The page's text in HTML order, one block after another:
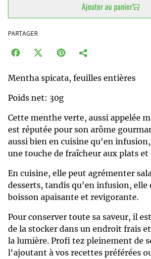
Ajouter au panier
PARTAGER
Mentha spicata, feuilles entières
Poids net: 30g
Cette menthe verte, aussi appelée
est réputée pour son arôme
aussi bien en cuisine qu'en
une touche de fraîcheur aux plats et
En cuisine, elle peut agrémenter
desserts, tandis qu'en infusion, elle
boisson apaisante et revigorante.
Pour conserver toute sa saveur, il
de la stocker dans un endroit frais
la lumière. Profi tez pleinement de
l'ajoutant à vos recettes préférées